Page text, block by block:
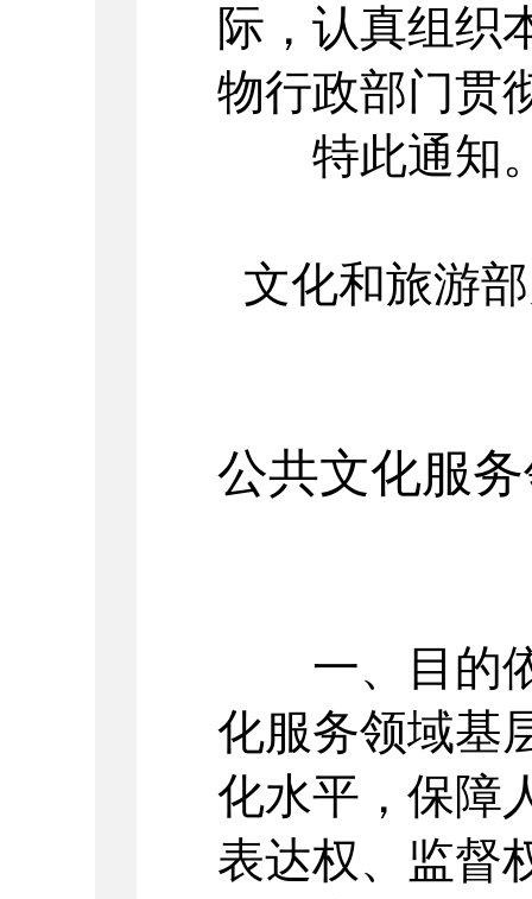
际，认真组织
物行政部门贯
特此通知
文化和旅游
公共文化服
一、目的依
化服务领域基
化水平，保障
表达权、监督